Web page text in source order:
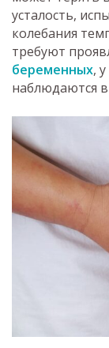
усталость,
колебания
требуют
беременных,
наблюдаются